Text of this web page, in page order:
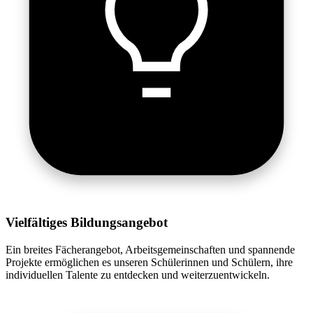
Vielfältiges Bildungsangebot
Ein breites Fächerangebot, Arbeitsgemeinschaften und spannende
Projekte ermöglichen es unseren Schülerinnen und Schülern, ihre
individuellen Talente zu entdecken und weiterzuentwickeln.